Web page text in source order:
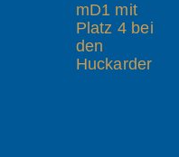
mD1 mit
Platz 4 bei
den
Huckarder